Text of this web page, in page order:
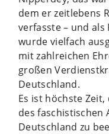
dem er zeitlebens
verfasste – und als
wurde vielfach
mit zahlreichen
großen
Deutschland.
Es ist höchste
des
Deutschland zu